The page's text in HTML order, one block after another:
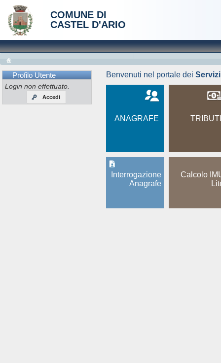
COMUNE DI
CASTEL D'ARIO
Profilo Utente
Login non effettuato.
Accedi
Benvenuti nel portale dei
ANAGRAFE TRIBUTI
Interrogazione
Anagrafe
Calcolo